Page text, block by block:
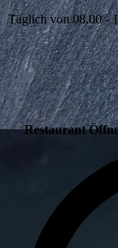
Täglich von 08.00 -
Restaurant